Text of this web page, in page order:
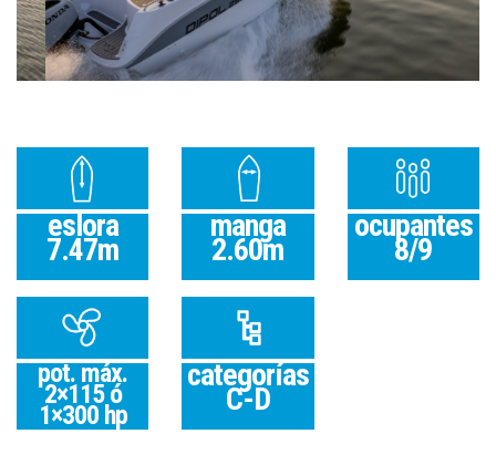
eslora
7.47m
manga
2.60m
ocupantes
8/9
pot. máx.
2×115 ó
1×300 hp
categorías
C-D